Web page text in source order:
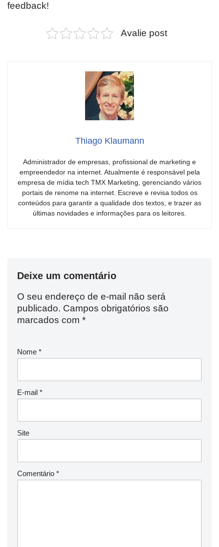
feedback!
Avalie post
Thiago Klaumann
Administrador de empresas, profissional de marketing e
empreendedor na internet. Atualmente é responsável pela
empresa de mídia tech TMX Marketing, gerenciando vários
portais de renome na internet. Escreve e revisa todos os
conteúdos para garantir a qualidade dos textos, e trazer as
últimas novidades e informações para os leitores.
Deixe um comentário
O seu endereço de e-mail não será
publicado. Campos obrigatórios são
marcados com *
Nome *
E-mail *
Site
Comentário *